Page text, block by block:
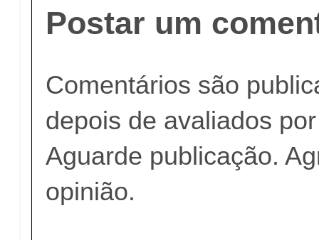
Postar um
Comentários são
depois de avaliados
Aguarde publicação.
opinião.